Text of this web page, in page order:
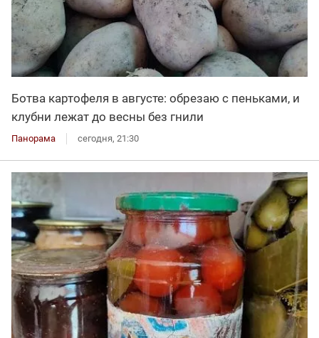
Ботва картофеля в августе: обрезаю с пеньками, и
клубни лежат до весны без гнили
Панорама сегодня, 21:30